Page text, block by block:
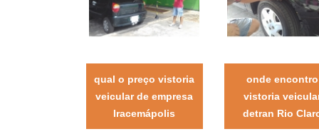
qual o preço vistoria
veicular de empresa
Iracemápolis
onde encontro
vistoria
detran Rio